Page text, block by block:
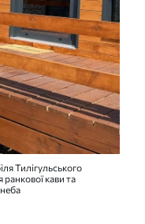
Тилігульського
кави та